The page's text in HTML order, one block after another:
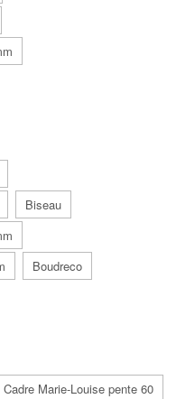
Biseau
Boudreco
Cadre Marie-Louise pente 60